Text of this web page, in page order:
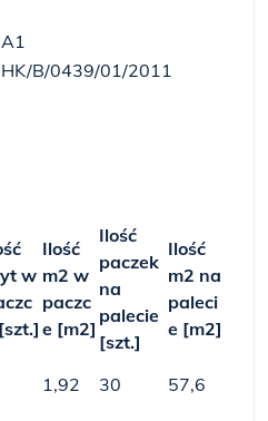
A1
HK/B/0439/01/2011
w
Ilość
m2 w
paczc
e [m2]
Ilość
paczek
na
palecie
[szt.]
Ilość
m2 na
paleci
e [m2]
1,92 30
57,6